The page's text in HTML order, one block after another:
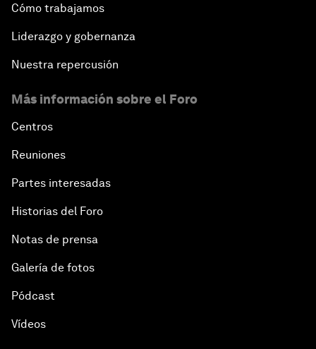
Cómo trabajamos
Liderazgo y gobernanza
Nuestra repercusión
Más información sobre el Foro
Centros
Reuniones
Partes interesadas
Historias del Foro
Notas de prensa
Galería de fotos
Pódcast
Vídeos